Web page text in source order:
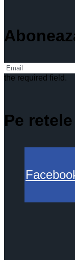
the required field.
Pe